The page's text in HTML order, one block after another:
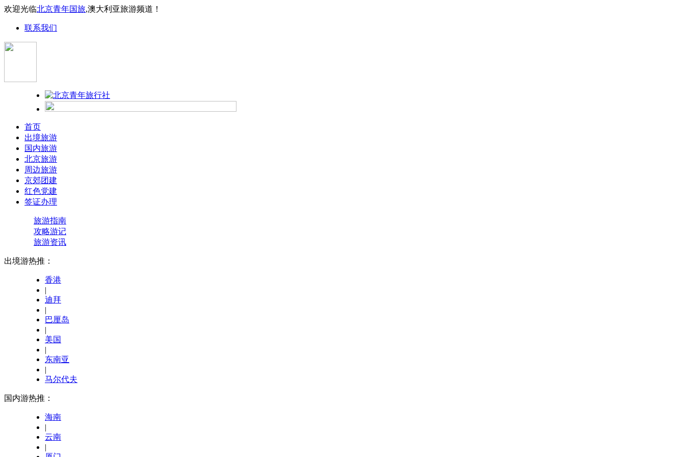
欢迎光临北京青年国旅,澳大利亚旅游频道！
联系我们
首页
出境旅游
国内旅游
北京旅游
周边旅游
京郊团建
红色党建
签证办理
旅游指南
攻略游记
旅游资讯
出境游热推：
香港
|
迪拜
|
巴厘岛
|
美国
|
东南亚
|
马尔代夫
国内游热推：
海南
|
云南
|